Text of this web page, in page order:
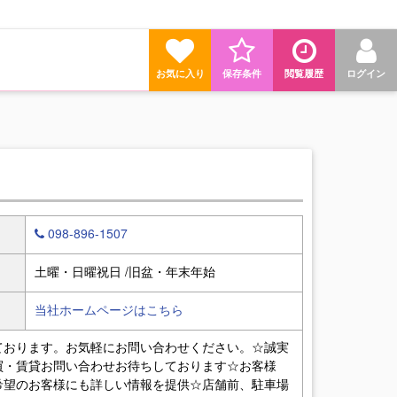
ログイン
閲覧履歴
保存条件
お気に入り
098-896-1507
土曜・日曜祝日 /旧盆・年末年始
当社ホームページはこちら
ります。お気軽にお問い合わせください。☆誠実
賃貸お問い合わせお待ちしております☆お客様
のお客様にも詳しい情報を提供☆店舗前、駐車場